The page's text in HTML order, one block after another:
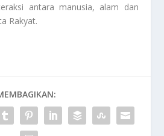
antara manusia, alam dan
Rakyat.